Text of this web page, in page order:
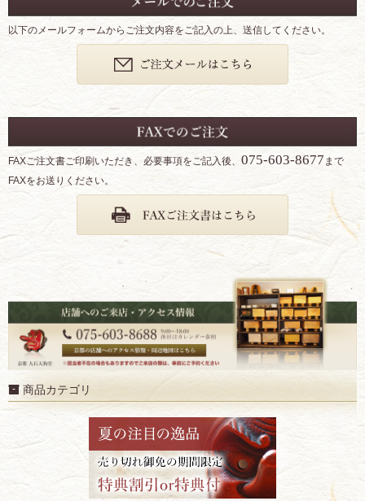
以下のメールフォームからご注文内容をご記入の上、送信してください。
FAXご注文書ご印刷いただき、必要事項をご記入後、 075-603-8677 まで
FAXをお送りください。
商品カテゴリ